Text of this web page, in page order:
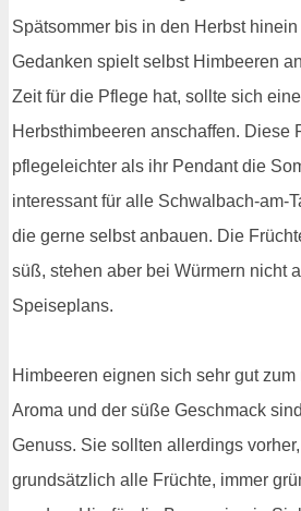
Spätsommer bis in den Herbst
Gedanken spielt selbst Himbeeren
Zeit für die Pflege hat, sollte sich
Herbsthimbeeren anschaffen. Diese
pflegeleichter als ihr Pendant die
interessant für alle Schwalbach-am-
die gerne selbst anbauen. Die
süß, stehen aber bei Würmern nicht
Speiseplans.
Himbeeren eignen sich sehr gut zum
Aroma und der süße Geschmack
Genuss. Sie sollten allerdings
grundsätzlich alle Früchte, immer